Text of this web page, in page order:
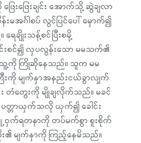
ြေးဖြေးချင်း အောက်သို့ ဆွဲချလာ
မအင်္ဂါစပ် လွင်ပြင်ပေါ် မှောက်၍
ချိုးသန့်စင်ပြီးစမို့
စင်၍ လှပလွန်းသော မမသက်၏
သူ့ကို ကြိုဆိုနေသည်။ သူက မမ
ကို မျက်နှာအနည်းငယ်ခွာလျှက်
တံတွေးကို မျိုချလိုက်သည်။ မခင်
တာယှက်သလို ယှက်၍ ခေါင်း
က်ရတနာကို တပ်မက်စွာ စူးစိုက်
၏ မျက်နှာကို ကြည့်နေမိသည်။